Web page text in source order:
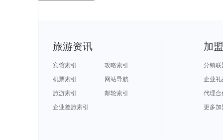
旅游资讯
宾馆索引
攻略索引
机票索引
网站导航
旅游索引
邮轮索引
企业差旅索引
加
分销联
企业礼
代理合
更多加